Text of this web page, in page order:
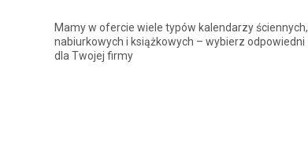
Mamy w ofercie wiele typów kalendarzy ściennych,
nabiurkowych i książkowych – wybierz odpowiedni
dla Twojej firmy